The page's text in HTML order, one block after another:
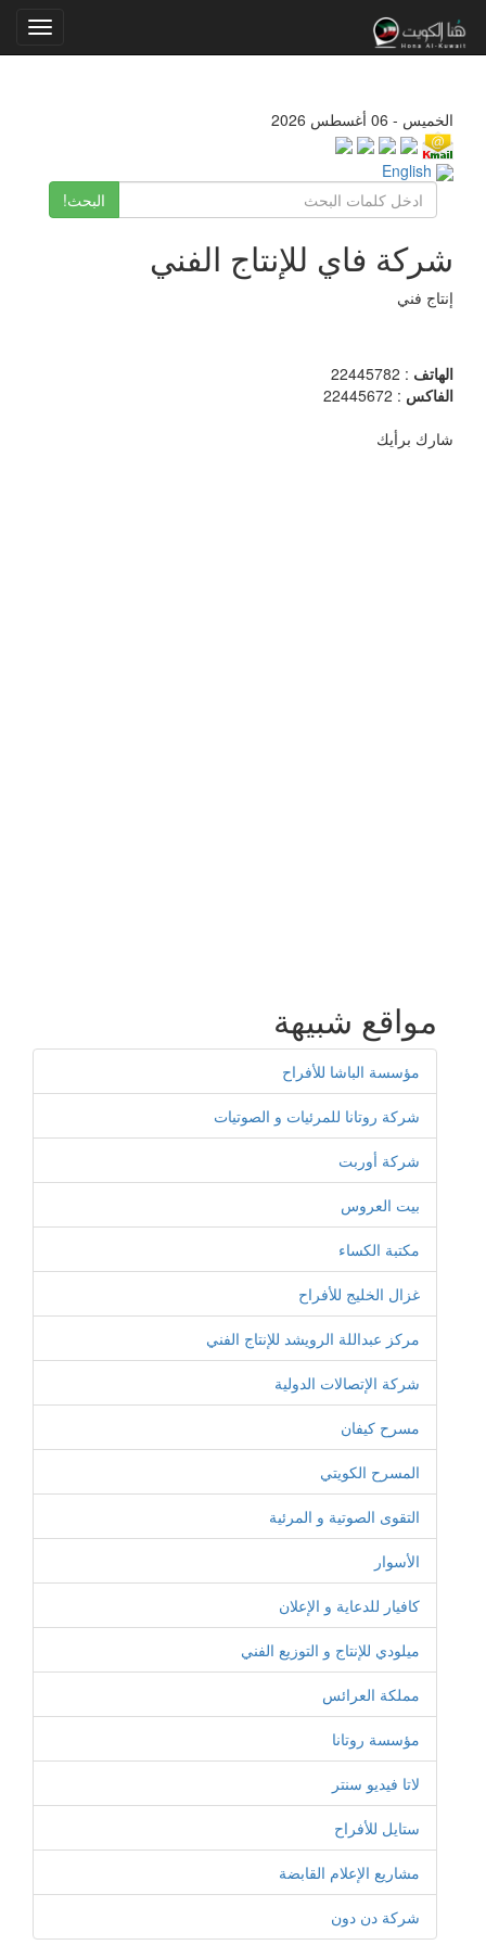
الخميس - 06 أغسطس 2026
البحث!
شركة فاي للإنتاج الفني
إنتاج فني
الهاتف : 22445782
الفاكس : 22445672
شارك برأيك
مواقع شبيهة
مؤسسة الباشا للأفراح
شركة روتانا للمرئيات و الصوتيات
شركة أوربت
بيت العروس
مكتبة الكساء
غزال الخليج للأفراح
مركز عبداللة الرويشد للإنتاج الفني
شركة الإتصالات الدولية
مسرح كيفان
المسرح الكويتي
التقوى الصوتية و المرئية
الأسوار
كافيار للدعاية و الإعلان
ميلودي للإنتاج و التوزيع الفني
مملكة العرائس
مؤسسة روتانا
لاتا فيديو سنتر
ستايل للأفراح
مشاريع الإعلام القابضة
شركة دن دون